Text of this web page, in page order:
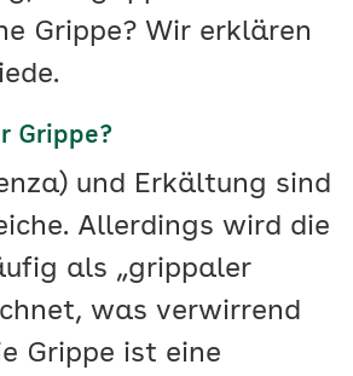
Grippe? Wir erklären
Grippe?
und Erkältung sind
Allerdings wird die
als „grippaler
was verwirrend
Grippe ist eine